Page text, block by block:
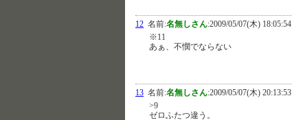
12 名前:名無しさん:2009/05/07(木) 18:05:54
※11
あぁ、不憫でならない
13 名前:名無しさん:2009/05/07(木) 20:13:53
>9
ゼロふたつ違う。